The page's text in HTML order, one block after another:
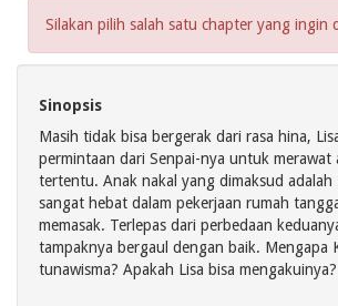
Silakan pilih salah satu chapter yang ingin
Sinopsis
Masih tidak bisa bergerak dari rasa hina,
permintaan dari Senpai-nya untuk merawat
tertentu. Anak nakal yang dimaksud adalah
sangat hebat dalam pekerjaan rumah
memasak. Terlepas dari perbedaan
tampaknya bergaul dengan baik. Mengapa
tunawisma? Apakah Lisa bisa mengakuinya?